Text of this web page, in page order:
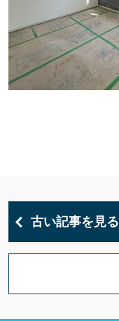
古い記事を見る